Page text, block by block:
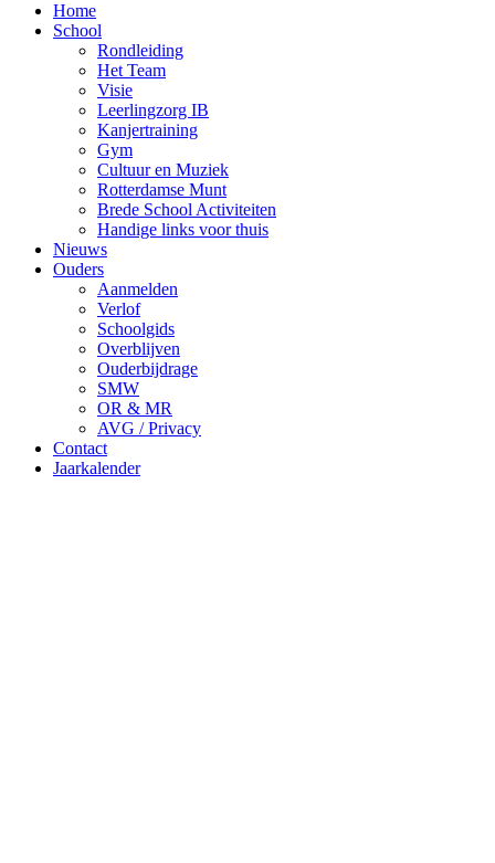
Home
School
Rondleiding
Het Team
Visie
Leerlingzorg IB
Kanjertraining
Gym
Cultuur en Muziek
Rotterdamse Munt
Brede School Activiteiten
Handige links voor thuis
Nieuws
Ouders
Aanmelden
Verlof
Schoolgids
Overblijven
Ouderbijdrage
SMW
OR & MR
AVG / Privacy
Contact
Jaarkalender